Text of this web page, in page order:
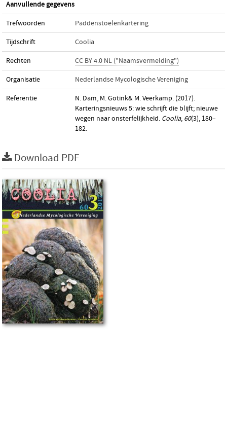
Aanvullende gegevens
Trefwoorden Paddenstoelenkartering
Tijdschrift Coolia
Rechten CC BY 4.0 NL ("Naamsvermelding")
Organisatie Nederlandse Mycologische Vereniging
Referentie
N. Dam, M. Gotink& M. Veerkamp. (2017).
Karteringsnieuws 5: wie schrijft die blijft; nieuwe
wegen naar onsterfelijkheid. Coolia, 60(3), 180–
182.
Download PDF